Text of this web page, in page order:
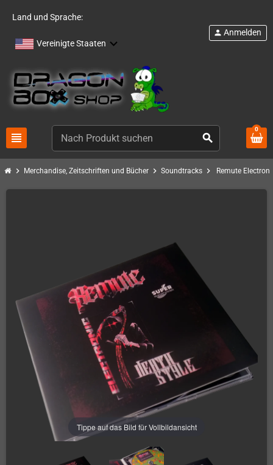
Land und Sprache:
Vereinigte Staaten
view_headline search
person Anmelden
0
chevron_right Merchandise, Zeitschriften und Bücher chevron_right Soundtracks chevron_right Remute
Tippe auf das Bild für Vollbildansicht